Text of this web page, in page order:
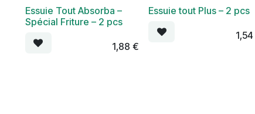
Essuie Tout Absorba –
Spécial Friture – 2 pcs
1,88 €
Essuie tout Plus – 2 pcs
1,54